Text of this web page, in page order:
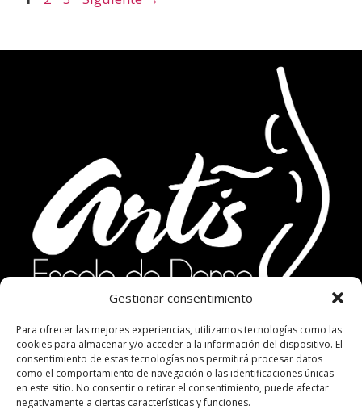
Gestionar consentimiento
Para ofrecer las mejores experiencias, utilizamos tecnologías como las
cookies para almacenar y/o acceder a la información del dispositivo. El
consentimiento de estas tecnologías nos permitirá procesar datos
como el comportamiento de navegación o las identificaciones únicas
en este sitio. No consentir o retirar el consentimiento, puede afectar
negativamente a ciertas características y funciones.